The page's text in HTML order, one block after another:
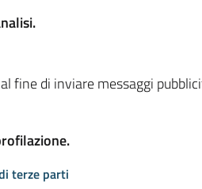
fine di inviare messaggi
terze parti